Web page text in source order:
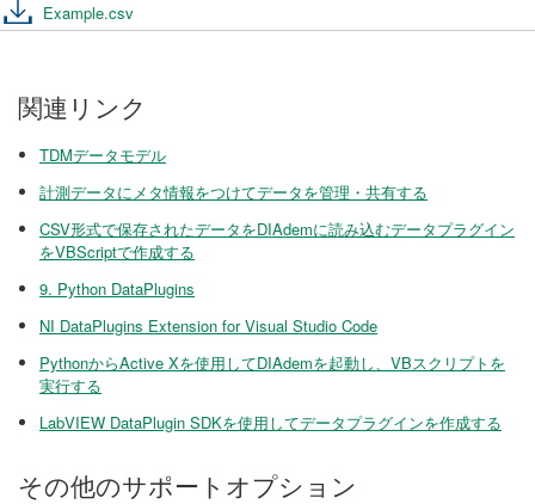
Example.csv
関連リンク
TDMデータモデル
計測データにメタ情報をつけてデータを管理・共有する
CSV形式で保存されたデータをDIAdemに読み込むデータプラグイン
をVBScriptで作成する
9. Python DataPlugins
NI DataPlugins Extension for Visual Studio Code
PythonからActive Xを使用してDIAdemを起動し、VBスクリプトを
実行する
LabVIEW DataPlugin SDKを使用してデータプラグインを作成する
その他のサポートオプション